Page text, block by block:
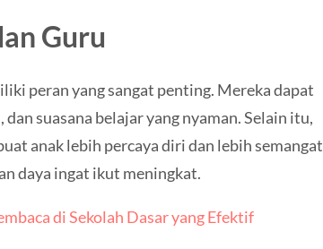
Guru
peran yang sangat penting. Mereka dapat
suasana belajar yang nyaman. Selain itu,
anak lebih percaya diri dan lebih semangat
daya ingat ikut meningkat.
di Sekolah Dasar yang Efektif